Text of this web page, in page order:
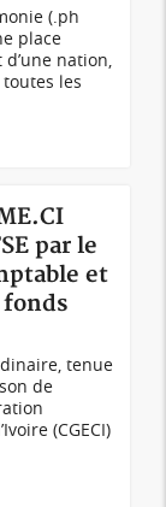
(.ph
place
nation,
les
par le
et
tenue
de
(CGECI)